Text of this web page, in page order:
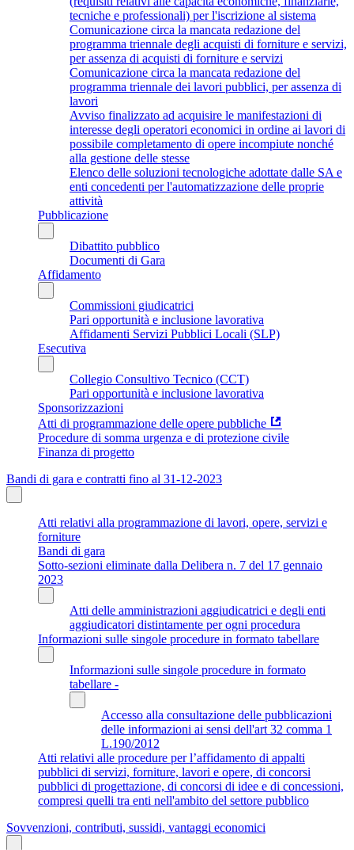
tecniche e professionali) per l'iscrizione al sistema
Comunicazione circa la mancata redazione del
programma triennale degli acquisti di forniture e servizi,
per assenza di acquisti di forniture e servizi
Comunicazione circa la mancata redazione del
programma triennale dei lavori pubblici, per assenza di
lavori
Avviso finalizzato ad acquisire le manifestazioni di
interesse degli operatori economici in ordine ai lavori di
possibile completamento di opere incompiute nonché
alla gestione delle stesse
Elenco delle soluzioni tecnologiche adottate dalle SA e
enti concedenti per l'automatizzazione delle proprie
attività
Pubblicazione
Dibattito pubblico
Documenti di Gara
Affidamento
Commissioni giudicatrici
Pari opportunità e inclusione lavorativa
Affidamenti Servizi Pubblici Locali (SLP)
Esecutiva
Collegio Consultivo Tecnico (CCT)
Pari opportunità e inclusione lavorativa
Sponsorizzazioni
Atti di programmazione delle opere pubbliche
Procedure di somma urgenza e di protezione civile
Finanza di progetto
Bandi di gara e contratti fino al 31-12-2023
Atti relativi alla programmazione di lavori, opere, servizi e
forniture
Bandi di gara
Sotto-sezioni eliminate dalla Delibera n. 7 del 17 gennaio
2023
Atti delle amministrazioni aggiudicatrici e degli enti
aggiudicatori distintamente per ogni procedura
Informazioni sulle singole procedure in formato tabellare
Informazioni sulle singole procedure in formato
tabellare -
Accesso alla consultazione delle pubblicazioni
delle informazioni ai sensi dell'art 32 comma 1
L.190/2012
Atti relativi alle procedure per l’affidamento di appalti
pubblici di servizi, forniture, lavori e opere, di concorsi
pubblici di progettazione, di concorsi di idee e di concessioni,
compresi quelli tra enti nell'ambito del settore pubblico
Sovvenzioni, contributi, sussidi, vantaggi economici